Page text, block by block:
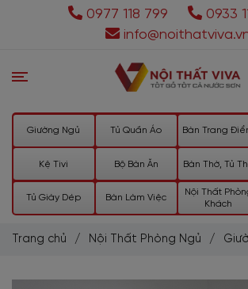
0977 118 799
0933
Giường Ngủ Tủ Quần Áo Bàn Trang
Kệ Tivi Bộ Bàn Ăn Bàn Thờ, Tủ
Tủ Giày Dép Bàn Làm Việc
Nội Thất
Khách
Trang chủ / Nội Thất Phòng Ngủ /